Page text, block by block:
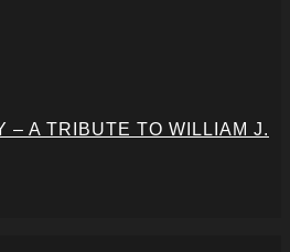
– A TRIBUTE TO WILLIAM J.